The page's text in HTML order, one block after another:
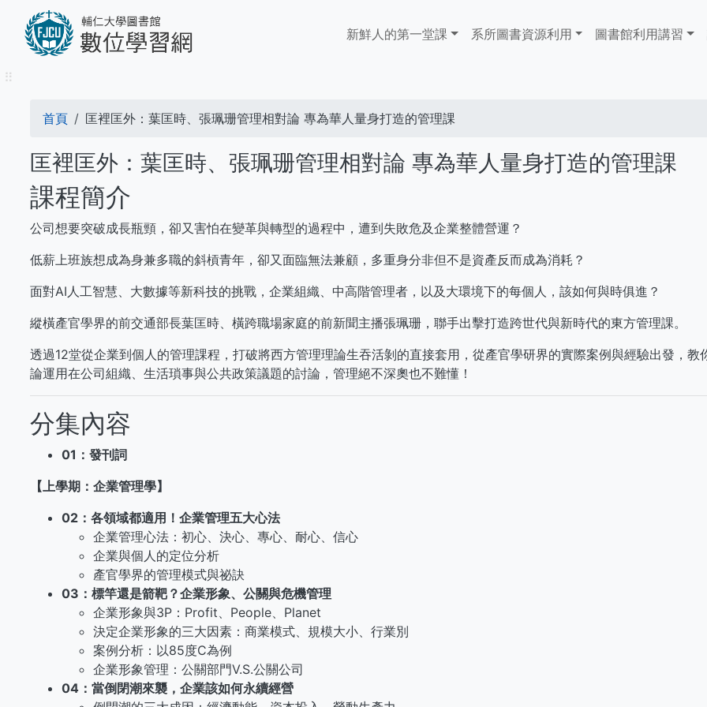
容
Main
navigation
新鮮人的第一堂課 系所圖書資源利用 ​​​​​圖書館​​​​​​​利用講習
⠿
導
連
結
首頁 匡裡匡外：葉匡時、張珮珊管理相對論 專為華人量身打造的管理課
匡裡匡外：葉匡時、張珮珊管理相對論 專為華人量身打造的管理課
課程簡介
公司想要突破成長瓶頸，卻又害怕在變革與轉型的過程中，遭到失敗危及企業整體營運？
低薪上班族想成為身兼多職的斜槓青年，卻又面臨無法兼顧，多重身分非但不是資產反而成為消耗？
面對AI人工智慧、大數據等新科技的挑戰，企業組織、中高階管理者，以及大環境下的每個人，該如何與時俱進？
縱橫產官學界的前交通部長葉匡時、橫跨職場家庭的前新聞主播張珮珊，聯手出擊打造跨世代與新時代的東方管理課。
透過12堂從企業到個人的管理課程，打破將西方管理理論生吞活剝的直接套用，從產官學研界的實際案例與經驗出發，教
論運用在公司組織、生活瑣事與公共政策議題的討論，管理絕不深奧也不難懂！
分集內容
01：發刊詞
【上學期：企業管理學】
02：各領域都適用！企業管理五大心法
企業管理心法：初心、決心、專心、耐心、信心
企業與個人的定位分析
產官學界的管理模式與祕訣
03：標竿還是箭靶？企業形象、公關與危機管理
企業形象與3P：Profit、People、Planet
決定企業形象的三大因素：商業模式、規模大小、行業別
案例分析：以85度C為例
企業形象管理：公關部門V.S.公關公司
04：當倒閉潮來襲，企業該如何永續經營